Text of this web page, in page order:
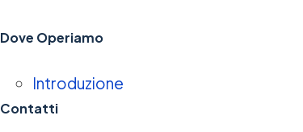
Dove Operiamo
Introduzione
Contatti